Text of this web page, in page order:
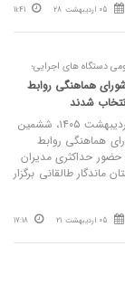
05 اردیبهشت 28 11:41
دستگاه‌ های اجرایی؛
هماهنگی روابط‌
شدند
نصر: صبح امروز دوشنبه ۲۱ اردیبهشت ۱۴۰۵، ششمین
هماهنگی روابط
حداکثری مدیران
طالقانی برگزار
05 اردیبهشت 21 17:18